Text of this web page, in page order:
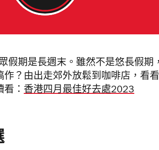
假期是長週末。雖然不是悠長假期
作？由出走郊外放鬆到咖啡店，看
： 香港四月最佳好去處2023